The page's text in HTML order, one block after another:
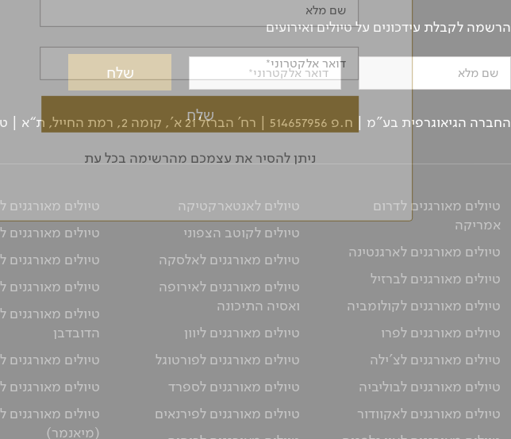
הרשמה לקבלת עידכונים על טיולים ואירועים
שם מלא דואר אלקטרוני
החברה הגיאוגרפית בע"מ | ח.פ 514657956 | רח’ הברזל 21 א', קומה 2, רמת החייל, ת“א | טלפון: 03-5639000 | פקס: 03-6244333
טיולים מאורגנים לדרום
אמריקה
טיולים מאורגנים לארגנטינה
טיולים מאורגנים לברזיל
טיולים מאורגנים לקולומביה
טיולים מאורגנים לפרו
טיולים מאורגנים לצ'ילה
טיולים מאורגנים לבוליביה
טיולים מאורגנים לאקוודור
טיולים לאנטארקטיקה
טיולים לקוטב הצפוני
טיולים מאורגנים לאלסקה
טיולים מאורגנים לאירופה
ואסיה התיכונה
טיולים מאורגנים ליוון
טיולים מאורגנים לפורטוגל
טיולים מאורגנים לספרד
טיולים מאורגנים לפירנאים
טיולים
טיולים מאורגנים
טיולים מאורגנים
טיולים מאורגנים
טיולים מאורגנים
הדובדבן
טיולים מאורגנים
טיולים מאורגנים
טיולים מאורגנים
(מיאנמר)
שם מלא
דואר אלקטרוני
ניתן להסיר את עצמכם מהרשימה בכל עת